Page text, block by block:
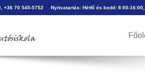
+36 70 545-5752 Nyitvatartás: Hétfő és kedd: 8:00-